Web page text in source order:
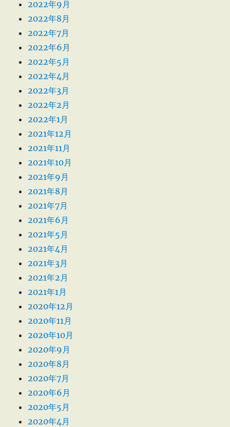
2022年9月
2022年8月
2022年7月
2022年6月
2022年5月
2022年4月
2022年3月
2022年2月
2022年1月
2021年12月
2021年11月
2021年10月
2021年9月
2021年8月
2021年7月
2021年6月
2021年5月
2021年4月
2021年3月
2021年2月
2021年1月
2020年12月
2020年11月
2020年10月
2020年9月
2020年8月
2020年7月
2020年6月
2020年5月
2020年4月